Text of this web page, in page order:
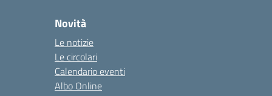
Novità
Le notizie
Le circolari
Calendario eventi
Albo Online